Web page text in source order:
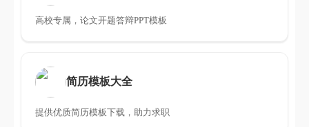
高校专属，论文开题答辩PPT模板
简历模板大全
提供优质简历模板下载，助力求职